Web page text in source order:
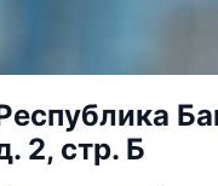
2, стр. Б